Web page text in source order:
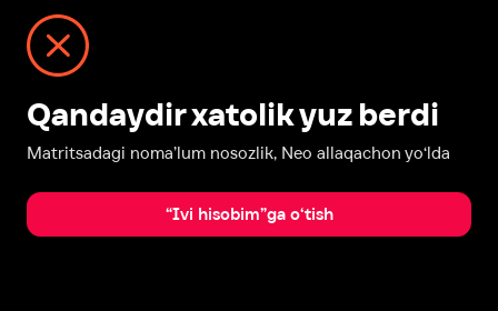
Qandaydir xatolik yuz berdi
Matritsadagi noma’lum nosozlik, Neo allaqachon yo‘lda
“Ivi hisobim”ga o‘tish